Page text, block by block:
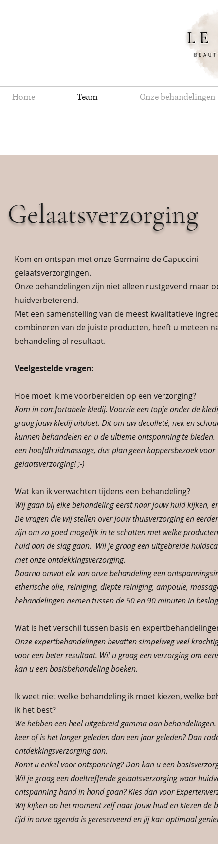
Home Team Onze behandelingen
Gelaatsverzorging
Kom en ontspan met onze Germaine de Capuccini
gelaatsverzorgingen.
Onze behandelingen zijn niet alleen rustgevend maar
huidverbeterend.
Met een samenstelling van de meest kwalitatieve
combineren van de juiste producten, heeft u meteen
behandeling al resultaat.
Veelgestelde vragen:
Hoe moet ik me voorbereiden op een verzorging?
Kom in comfortabele kledij. Voorzie een topje onder de
graag jouw kledij uitdoet. Dit om uw decolleté, nek en
kunnen behandelen en u de ultieme ontspanning te bieden.
een hoofdhuidmassage, dus plan geen kappersbezoek voor
gelaatsverzorging! ;-)
Wat kan ik verwachten tijdens een behandeling?
Wij gaan bij elke behandeling eerst naar jouw huid kijken,
De vragen die wij stellen over jouw thuisverzorging en
zijn om zo goed mogelijk in te schatten met welke
huid aan de slag gaan. Wil je graag een uitgebreide
met onze ontdekkingsverzorging.
Daarna omvat elk van onze behandeling een
etherische olie, reiniging, diepte reiniging, ampoule,
behandelingen nemen tussen de 60 en 90 minuten in
Wat is het verschil tussen basis en
Onze expertbehandelingen bevatten simpelweg veel
voor een beter resultaat. Wil u graag een verzorging om
kan u een basisbehandeling boeken.
Ik weet niet welke behandeling ik moet kiezen, welke
ik het best?
We hebben een heel uitgebreid gamma aan
keer of is het langer geleden dan een jaar geleden? Dan
ontdekkingsverzorging aan.
Komt u enkel voor ontspanning? Dan kan u een
Wil je graag een doeltreffende gelaatsverzorging waar
ontspanning hand in hand gaan? Kies dan voor
Wij kijken op het moment zelf naar jouw huid en kiezen de
tijd in onze agenda is gereserveerd en jij kan optimaal